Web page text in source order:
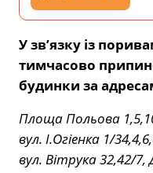
У зв’язку із
тимчасово
будинки за
Площа Польова
вул. І.Огіенка 1/
вул. Вітрука 32,42/7,